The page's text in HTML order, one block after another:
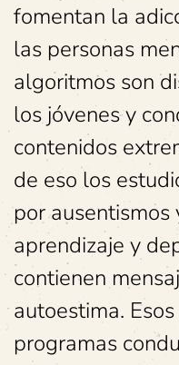
fomentan la
las personas
algoritmos son
los jóvenes y
contenidos
de eso los
por
aprendizaje y
contienen
autoestima.
programas